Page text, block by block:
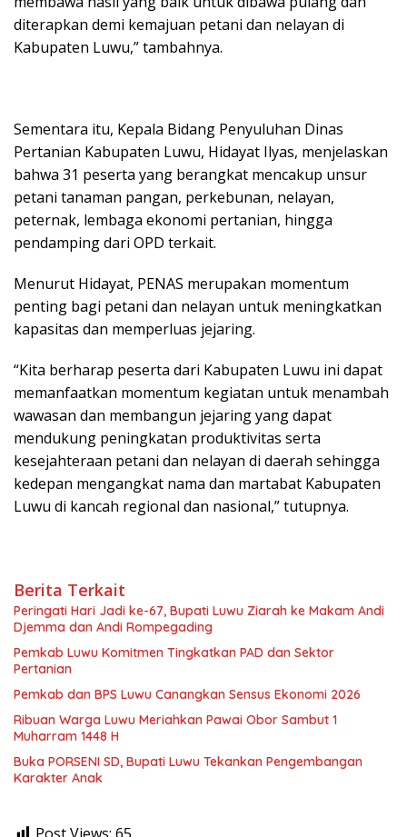
diterapkan demi kemajuan petani dan nelayan di
Kabupaten Luwu,” tambahnya.
​Sementara itu, Kepala Bidang Penyuluhan Dinas
Pertanian Kabupaten Luwu, Hidayat Ilyas, menjelaskan
bahwa 31 peserta yang berangkat mencakup unsur
petani tanaman pangan, perkebunan, nelayan,
peternak, lembaga ekonomi pertanian, hingga
pendamping dari OPD terkait.
​Menurut Hidayat, PENAS merupakan momentum
penting bagi petani dan nelayan untuk meningkatkan
kapasitas dan memperluas jejaring.
​“Kita berharap peserta dari Kabupaten Luwu ini dapat
memanfaatkan momentum kegiatan untuk menambah
wawasan dan membangun jejaring yang dapat
mendukung peningkatan produktivitas serta
kesejahteraan petani dan nelayan di daerah sehingga
kedepan mengangkat nama dan martabat Kabupaten
Luwu di kancah regional dan nasional,” tutupnya.
Berita Terkait
Peringati Hari Jadi ke-67, Bupati Luwu Ziarah ke Makam Andi
Djemma dan Andi Rompegading
Pemkab Luwu Komitmen Tingkatkan PAD dan Sektor
Pertanian
Pemkab dan BPS Luwu Canangkan Sensus Ekonomi 2026
Ribuan Warga Luwu Meriahkan Pawai Obor Sambut 1
Muharram 1448 H
Buka PORSENI SD, Bupati Luwu Tekankan Pengembangan
Karakter Anak